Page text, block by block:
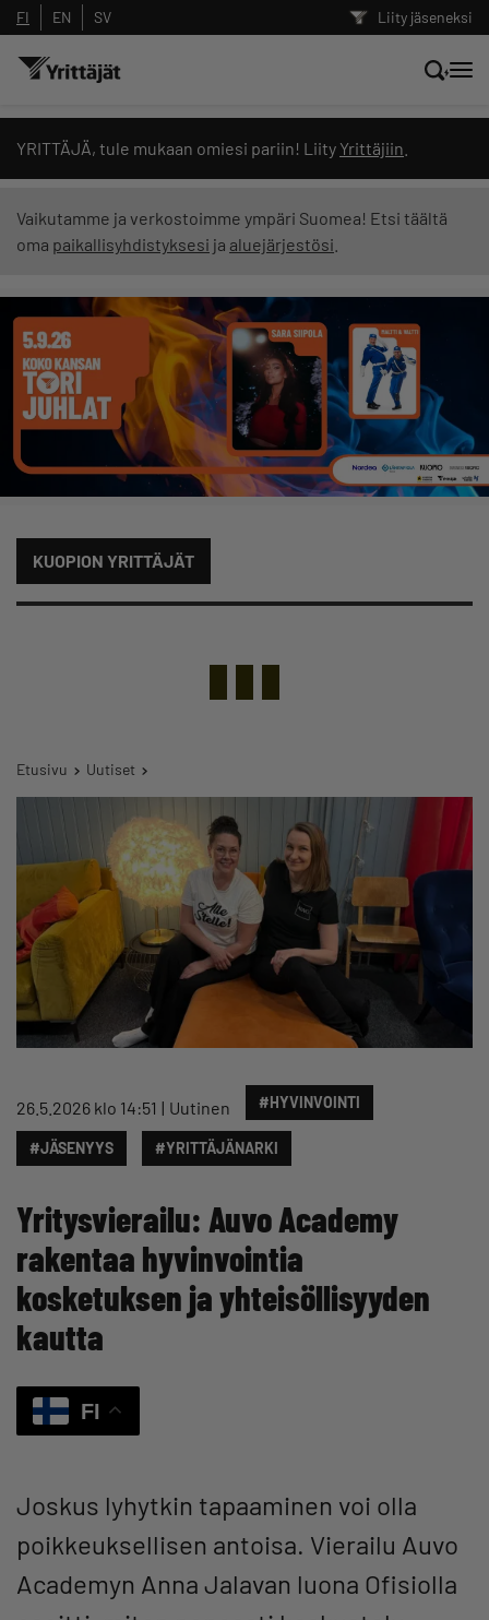
Liity jäseneksi
FI EN SV
YRITTÄJÄ, tule mukaan omiesi pariin! Liity Yrittäjiin
Vaikutamme ja verkostoimme ympäri Suomea! Etsi täältä
oma paikallisyhdistyksesi ja aluejärjestösi
KUOPION YRITTÄJÄT
Etusivu Uutiset
26.5.2026 klo 14:51 Uutinen #HYVINVOINTI
#JÄSENYYS #YRITTÄJÄNARKI
Yritysvierailu: Auvo Academy
rakentaa hyvinvointia
kosketuksen ja yhteisöllisyyden
kautta
FI
Joskus lyhytkin tapaaminen voi olla
poikkeuksellisen antoisa. Vierailu Auvo
Academyn Anna Jalavan luona Ofisiolla
Hae sivustolta tai kysy suoraan
Yrittäjien tekoälyltä
Suodata hakutuloksia: näytä kaikki sisältö